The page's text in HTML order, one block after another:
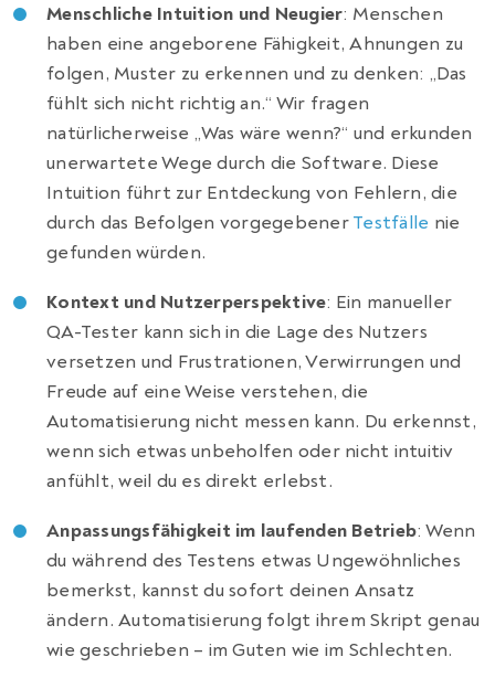
Menschliche Intuition und Neugier: Menschen
haben eine angeborene Fähigkeit, Ahnungen zu
folgen, Muster zu erkennen und zu denken: „Das
fühlt sich nicht richtig an.“ Wir fragen
natürlicherweise „Was wäre wenn?“ und erkunden
unerwartete Wege durch die Software. Diese
Intuition führt zur Entdeckung von Fehlern, die
durch das Befolgen vorgegebenerTestfälle nie
gefunden würden.
Kontext und Nutzerperspektive: Ein manueller
QA-Tester kann sich in die Lage des Nutzers
versetzen und Frustrationen, Verwirrungen und
Freude auf eine Weise verstehen, die
Automatisierung nicht messen kann. Du erkennst,
wenn sich etwas unbeholfen oder nicht intuitiv
anfühlt, weil du es direkt erlebst.
Anpassungsfähigkeit im laufenden Betrieb: Wenn
du während des Testens etwas Ungewöhnliches
bemerkst, kannst du sofort deinen Ansatz
ändern. Automatisierung folgt ihrem Skript genau
wie geschrieben – im Guten wie im Schlechten.